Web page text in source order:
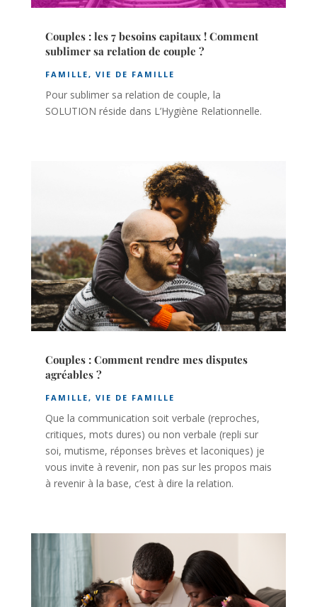
Couples : les 7 besoins capitaux ! Comment
sublimer sa relation de couple ?
FAMILLE, VIE DE FAMILLE
Pour sublimer sa relation de couple, la
SOLUTION réside dans L’Hygiène Relationnelle.
Couples : Comment rendre mes disputes
agréables ?
FAMILLE, VIE DE FAMILLE
Que la communication soit verbale (reproches,
critiques, mots dures) ou non verbale (repli sur
soi, mutisme, réponses brèves et laconiques) je
vous invite à revenir, non pas sur les propos mais
à revenir à la base, c’est à dire la relation.